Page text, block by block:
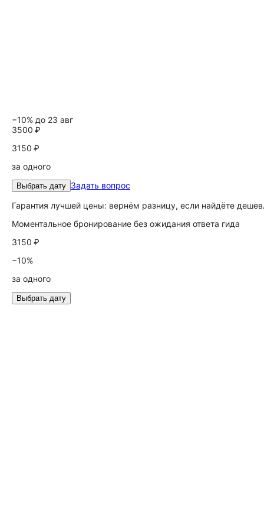
−10% до 23 авг
3500 ₽
3150 ₽
за одного
Выбрать дату Задать вопрос
Гарантия лучшей цены: вернём разницу, если найдёте
Моментальное бронирование без ожидания ответа гида
3150 ₽
−10%
за одного
Выбрать дату